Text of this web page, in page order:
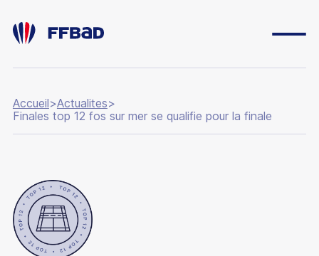
FONDATION
BOUTIQUE
YONEX IFB
Accueil>Actualites>
Finales top 12 fos sur mer se qualifie pour la finale